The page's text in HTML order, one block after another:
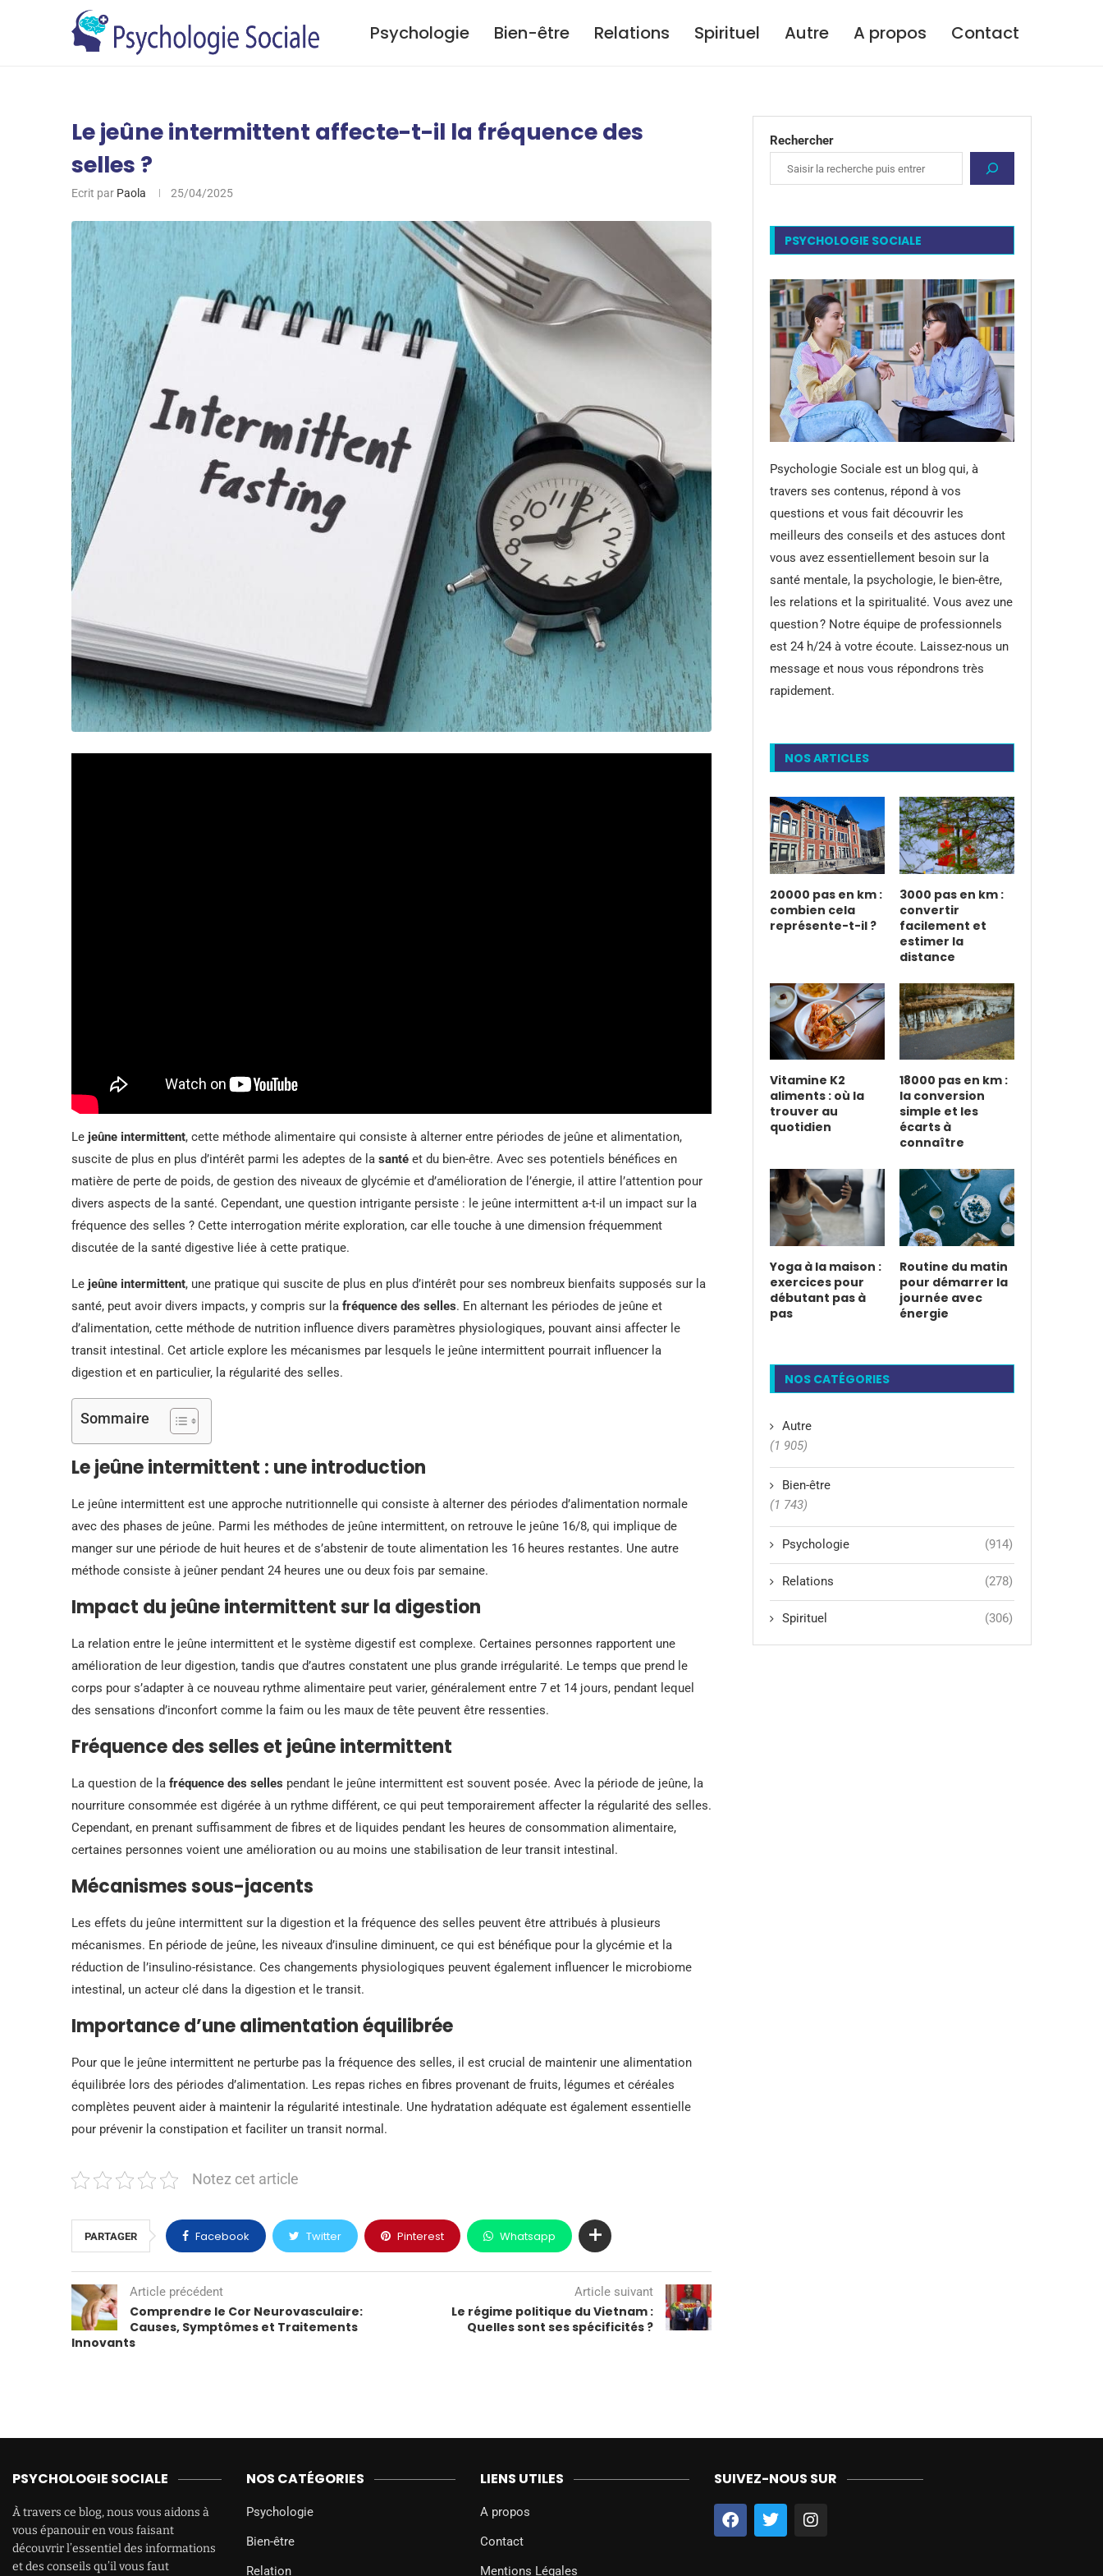
Psychologie Bien-être Relations Spirituel Autre A propos Contact
Le jeûne intermittent affecte-t-il la fréquence des
selles ?
Ecrit par Paola 25/04/2025
Le jeûne intermittent, cette méthode alimentaire qui consiste à alterner entre périodes de jeûne et alimentation,
suscite de plus en plus d’intérêt parmi les adeptes de la santé et du bien-être. Avec ses potentiels bénéfices en
matière de perte de poids, de gestion des niveaux de glycémie et d’amélioration de l’énergie, il attire l’attention pour
divers aspects de la santé. Cependant, une question intrigante persiste : le jeûne intermittent a-t-il un impact sur la
fréquence des selles ? Cette interrogation mérite exploration, car elle touche à une dimension fréquemment
discutée de la santé digestive liée à cette pratique.
Le jeûne intermittent, une pratique qui suscite de plus en plus d’intérêt pour ses nombreux bienfaits supposés sur la
santé, peut avoir divers impacts, y compris sur la fréquence des selles. En alternant les périodes de jeûne et
d’alimentation, cette méthode de nutrition influence divers paramètres physiologiques, pouvant ainsi affecter le
transit intestinal. Cet article explore les mécanismes par lesquels le jeûne intermittent pourrait influencer la
digestion et en particulier, la régularité des selles.
Sommaire
Le jeûne intermittent : une introduction
Le jeûne intermittent est une approche nutritionnelle qui consiste à alterner des périodes d’alimentation normale
avec des phases de jeûne. Parmi les méthodes de jeûne intermittent, on retrouve le jeûne 16/8, qui implique de
manger sur une période de huit heures et de s’abstenir de toute alimentation les 16 heures restantes. Une autre
méthode consiste à jeûner pendant 24 heures une ou deux fois par semaine.
Impact du jeûne intermittent sur la digestion
La relation entre le jeûne intermittent et le système digestif est complexe. Certaines personnes rapportent une
amélioration de leur digestion, tandis que d’autres constatent une plus grande irrégularité. Le temps que prend le
corps pour s’adapter à ce nouveau rythme alimentaire peut varier, généralement entre 7 et 14 jours, pendant lequel
des sensations d’inconfort comme la faim ou les maux de tête peuvent être ressenties.
Fréquence des selles et jeûne intermittent
La question de la fréquence des selles pendant le jeûne intermittent est souvent posée. Avec la période de jeûne, la
nourriture consommée est digérée à un rythme différent, ce qui peut temporairement affecter la régularité des selles.
Cependant, en prenant suffisamment de fibres et de liquides pendant les heures de consommation alimentaire,
certaines personnes voient une amélioration ou au moins une stabilisation de leur transit intestinal.
Mécanismes sous-jacents
Les effets du jeûne intermittent sur la digestion et la fréquence des selles peuvent être attribués à plusieurs
mécanismes. En période de jeûne, les niveaux d’insuline diminuent, ce qui est bénéfique pour la glycémie et la
réduction de l’insulino-résistance. Ces changements physiologiques peuvent également influencer le microbiome
intestinal, un acteur clé dans la digestion et le transit.
Importance d’une alimentation équilibrée
Pour que le jeûne intermittent ne perturbe pas la fréquence des selles, il est crucial de maintenir une alimentation
équilibrée lors des périodes d’alimentation. Les repas riches en fibres provenant de fruits, légumes et céréales
complètes peuvent aider à maintenir la régularité intestinale. Une hydratation adéquate est également essentielle
pour prévenir la constipation et faciliter un transit normal.
Notez cet article
PARTAGER Facebook Twitter Pinterest Whatsapp
Article précédent
Comprendre le Cor Neurovasculaire:
Causes, Symptômes et Traitements
Innovants
Article suivant
Le régime politique du Vietnam :
Quelles sont ses spécificités ?
Rechercher
PSYCHOLOGIE SOCIALE
Psychologie Sociale est un blog qui, à
travers ses contenus, répond à vos
questions et vous fait découvrir les
meilleurs des conseils et des astuces dont
vous avez essentiellement besoin sur la
santé mentale, la psychologie, le bien-être,
les relations et la spiritualité. Vous avez une
question ? Notre équipe de professionnels
est 24 h/24 à votre écoute. Laissez-nous un
message et nous vous répondrons très
rapidement.
NOS ARTICLES
20000 pas en km :
combien cela
représente-t-il ?
3000 pas en km :
convertir
facilement et
estimer la
distance
Vitamine K2
aliments : où la
trouver au
quotidien
18000 pas en km :
la conversion
simple et les
écarts à
connaître
Yoga à la maison :
exercices pour
débutant pas à
pas
Routine du matin
pour démarrer la
journée avec
énergie
NOS CATÉGORIES
Autre
(1 905)
Bien-être
(1 743)
Psychologie (914)
Relations (278)
Spirituel (306)
PSYCHOLOGIE SOCIALE
À travers ce blog, nous vous aidons à
vous épanouir en vous faisant
découvrir l’essentiel des informations
et des conseils qu’il vous faut
NOS CATÉGORIES
Psychologie
Bien-être
Relation
LIENS UTILES
A propos
Contact
Mentions Légales
SUIVEZ-NOUS SUR